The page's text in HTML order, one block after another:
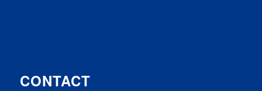
CONTACT